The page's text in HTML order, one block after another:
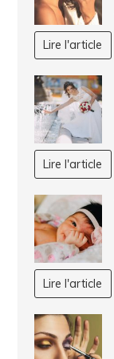
Lire l'article
Lire l'article
Lire l'article